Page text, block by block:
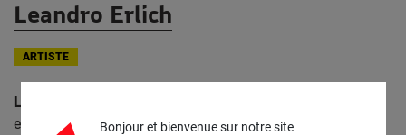
Leandro Erlich
ARTISTE
Leandro Erlich
et à Montevideo. Entre 1998 et 1999, il a participé au
Bonjour et bienvenue sur notre site